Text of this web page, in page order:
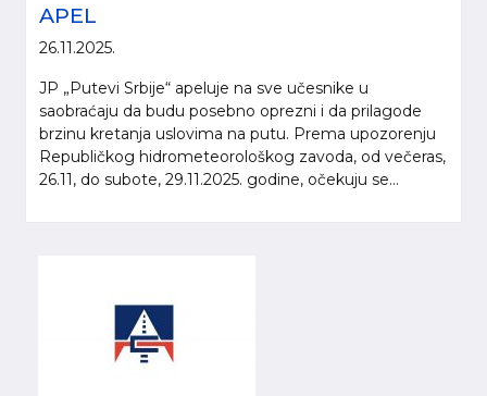
APEL
26.11.2025.
JP „Putevi Srbije“ apeluje na sve učesnike u
saobraćaju da budu posebno oprezni i da prilagode
brzinu kretanja uslovima na putu. Prema upozorenju
Republičkog hidrometeorološkog zavoda, od večeras,
26.11, do subote, 29.11.2025. godine, očekuju se...